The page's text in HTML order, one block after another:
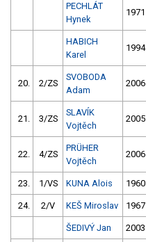
PECHLÁT
Hynek
1971
HABICH
Karel
1994
20. 2/ZS
SVOBODA
Adam
2006
21. 3/ZS
SLAVÍK
Vojtěch
2005
22. 4/ZS
PRÜHER
Vojtěch
2006
23. 1/VS KUNA Alois 1960
24. 2/V KEŠ Miroslav 1967
ŠEDIVÝ Jan 2003